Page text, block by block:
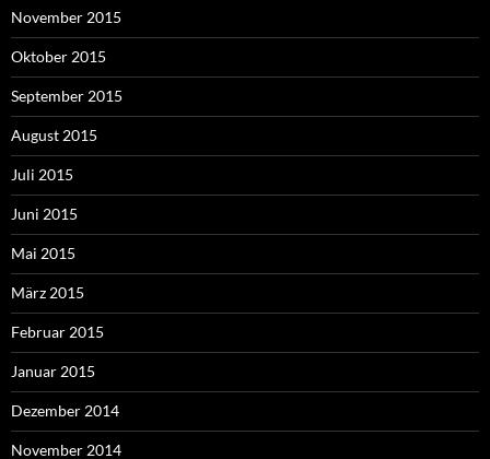
November 2015
Oktober 2015
September 2015
August 2015
Juli 2015
Juni 2015
Mai 2015
März 2015
Februar 2015
Januar 2015
Dezember 2014
November 2014